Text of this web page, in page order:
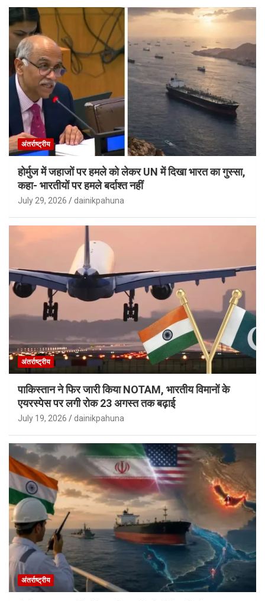
अंतर्राष्ट्रीय
होर्मुज में जहाजों पर हमले को लेकर UN में दिखा भारत का गुस्सा,
कहा- भारतीयों पर हमले बर्दाश्त नहीं
July 29, 2026 dainikpahuna
अंतर्राष्ट्रीय
पाकिस्तान ने फिर जारी किया NOTAM, भारतीय विमानों के
एयरस्पेस पर लगी रोक 23 अगस्त तक बढ़ाई
July 19, 2026 dainikpahuna
अंतर्राष्ट्रीय